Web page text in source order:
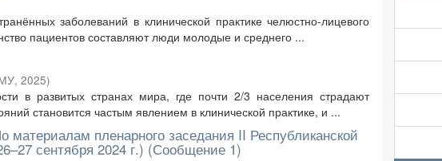
заболеваний в клинической практике челюстно-лицевого
пациентов составляют люди молодые и среднего ...
, 2025)
в развитых странах мира, где почти 2/3 населения страдают
становится частым явлением в клинической практике, и ...
пленарного заседания II Республиканской
сентября 2024 г.) (Сообщение 1)